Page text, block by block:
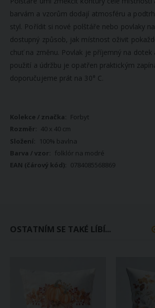
barvám a vzorům dodají atmosféru a
styl. Pořídit si nové polštáře nebo povlaky
dostupný způsob, jak místnost oživit
chuť na změnu. Povlak je příjemný na dotek
použití a údržbu je opatřen praktickým
doporučujeme prát na 30° C.
Více
informací
Forbyt
40 x 40 cm
100% bavlna
folklór na modré
0784085568869
OSTATNÍM SE TAKÉ LÍBÍ...